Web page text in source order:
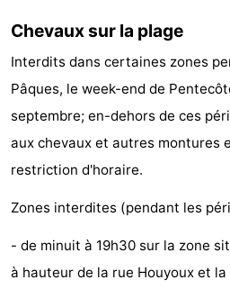
Monuments
-
Églises
-
Points
de
Attractions
-
de
Aires
-
Chevaux sur la plage
Interdits dans certaines zones
Pâques, le week-end de
septembre; en-dehors de ces
aux chevaux et autres montures
restriction d'horaire.
Zones interdites (pendant les
- de minuit à 19h30 sur la zone
à hauteur de la rue Houyoux et la